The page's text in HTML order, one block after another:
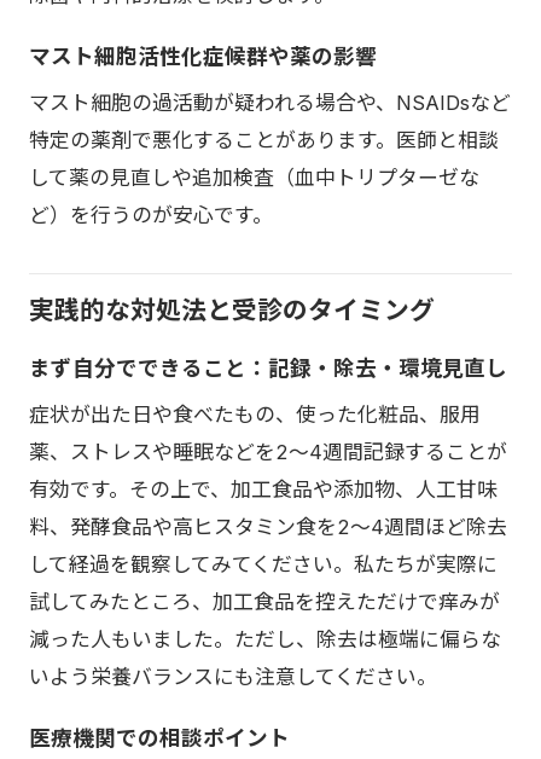
マスト細胞活性化症候群や薬の影響
マスト細胞の過活動が疑われる場合や、NSAIDsなど
特定の薬剤で悪化することがあります。医師と相談
して薬の見直しや追加検査（血中トリプターゼな
ど）を行うのが安心です。
実践的な対処法と受診のタイミング
まず自分でできること：記録・除去・環境見直し
症状が出た日や食べたもの、使った化粧品、服用
薬、ストレスや睡眠などを2〜4週間記録することが
有効です。その上で、加工食品や添加物、人工甘味
料、発酵食品や高ヒスタミン食を2〜4週間ほど除去
して経過を観察してみてください。私たちが実際に
試してみたところ、加工食品を控えただけで痒みが
減った人もいました。ただし、除去は極端に偏らな
いよう栄養バランスにも注意してください。
医療機関での相談ポイント